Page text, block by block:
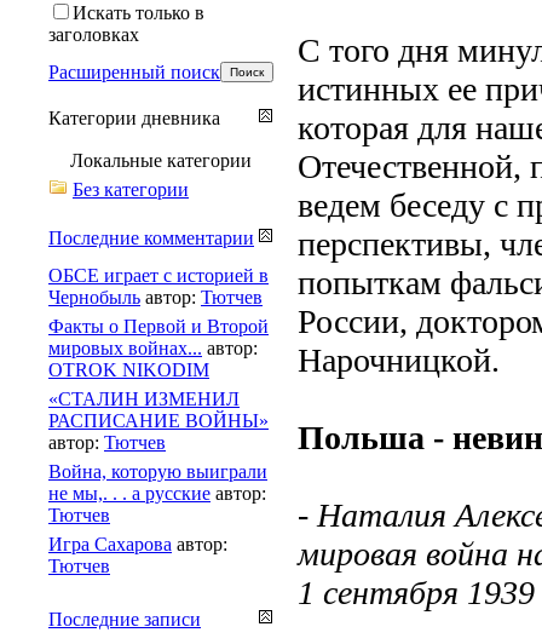
С того дня
истинных ее
которая для
Отечественной,
ведем беседу с
перспективы,
попыткам
России,
Нарочницкой.
Польша -
- Наталия
мировая война
1 сентября
Искать только в
заголовках
Расширенный поиск
Категории дневника
Локальные категории
Без категории
Последние комментарии
ОБСЕ играет с историей в
Чернобыль автор: Тютчев
Факты о Первой и Второй
мировых войнах... автор:
OTROK NIKODIM
«СТАЛИН ИЗМЕНИЛ
РАСПИСАНИЕ ВОЙНЫ»
автор: Тютчев
Война, которую выиграли
не мы,. . . а русские автор:
Тютчев
Игра Сахарова автор:
Тютчев
Последние записи